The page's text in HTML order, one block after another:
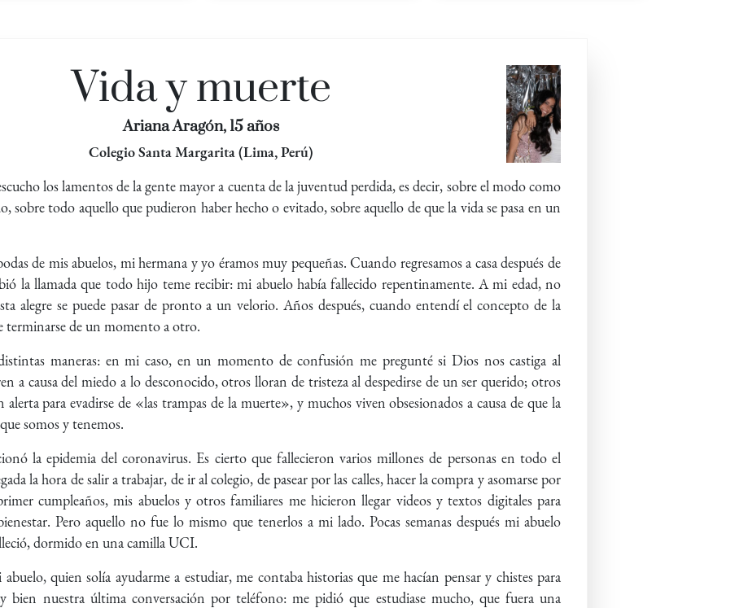
Vida y muerte
Ariana Aragón, 15 años
Colegio Santa Margarita (Lima, Perú)
los lamentos de la gente mayor a cuenta de la juventud perdida, es decir, sobre el modo como
sobre todo aquello que pudieron haber hecho o evitado, sobre aquello de que la vida se pasa en un
de mis abuelos, mi hermana y yo éramos muy pequeñas. Cuando regresamos a casa después de
la llamada que todo hijo teme recibir: mi abuelo había fallecido repentinamente. A mi edad, no
alegre se puede pasar de pronto a un velorio. Años después, cuando entendí el concepto de la
terminarse de un momento a otro.
maneras: en mi caso, en un momento de confusión me pregunté si Dios nos castiga al
a causa del miedo a lo desconocido, otros lloran de tristeza al despedirse de un ser querido; otros
para evadirse de «las trampas de la muerte», y muchos viven obsesionados a causa de que la
somos y tenemos.
la epidemia del coronavirus. Es cierto que fallecieron varios millones de personas en todo el
la hora de salir a trabajar, de ir al colegio, de pasear por las calles, hacer la compra y asomarse por
cumpleaños, mis abuelos y otros familiares me hicieron llegar videos y textos digitales para
Pero aquello no fue lo mismo que tenerlos a mi lado. Pocas semanas después mi abuelo
dormido en una camilla UCI.
quien solía ayudarme a estudiar, me contaba historias que me hacían pensar y chistes para
bien nuestra última conversación por teléfono: me pidió que estudiase mucho, que fuera una